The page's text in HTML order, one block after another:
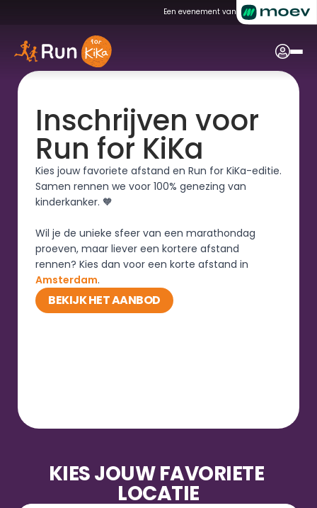
Een evenement van
Inschrijven voor
Run for KiKa
Kies jouw favoriete afstand en Run for KiKa-editie.
Samen rennen we voor 100% genezing van
kinderkanker. 🧡
Wil je de unieke sfeer van een marathondag
proeven, maar liever een kortere afstand
Amsterdam.
BEKIJK HET AANBOD
KIES JOUW FAVORIETE
LOCATIE